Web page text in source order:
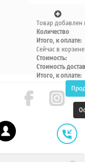
Товар добавлен
Количество
Итого, к оплате:
Сейчас в
Стоимость:
Стоимость
Итого, к оплате: